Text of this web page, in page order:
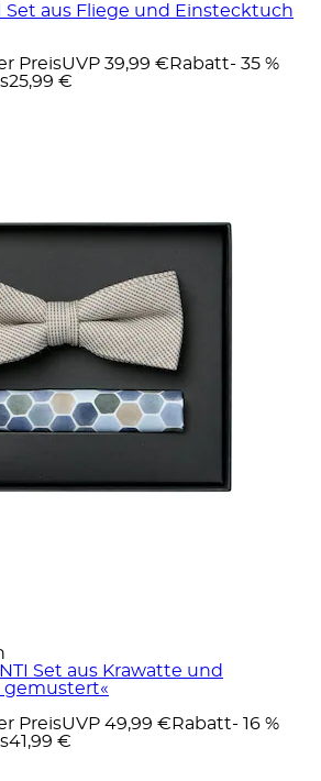
Set aus Fliege und Einstecktuch
PreisUVP 39,99 € Rabatt- 35 %
25,99 €
Set aus Krawatte und
gemustert«
PreisUVP 49,99 € Rabatt- 16 %
41,99 €